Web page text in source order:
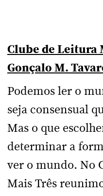
Clube de Leitura
Gonçalo M.
Podemos ler o
seja consensual
Mas o que
determinar a
ver o mundo. No
Mais Três